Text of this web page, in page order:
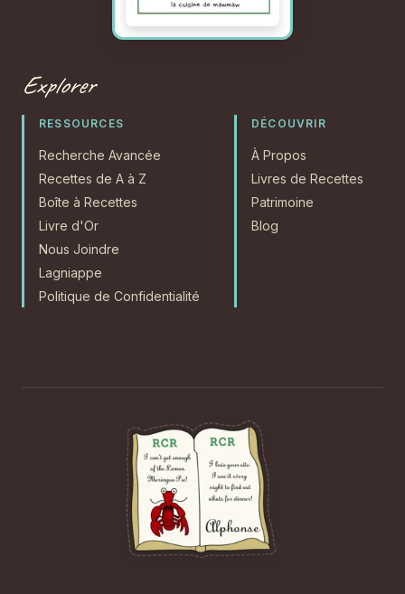
Explorer
RESSOURCES
Recherche Avancée
Recettes de A à Z
Boîte à Recettes
Livre d'Or
Nous Joindre
Lagniappe
Politique de Confidentialité
DÉCOUVRIR
À Propos
Livres de Recettes
Patrimoine
Blog